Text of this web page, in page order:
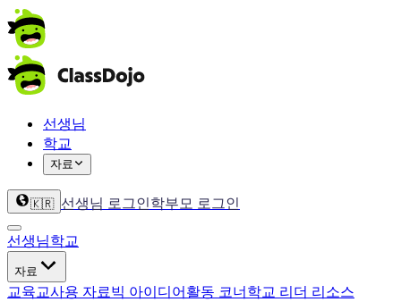
선생님
학교
자료
🇰🇷 선생님 로그인학부모 로그인
선생님학교
자료
교육교사용 자료빅 아이디어활동 코너학교 리더 리소스